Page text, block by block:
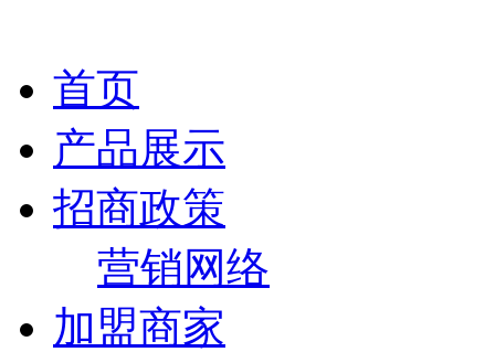
首页
产品展示
招商政策
营销网络
加盟商家